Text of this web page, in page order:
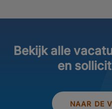
Bekijk alle
en
NAAR DE